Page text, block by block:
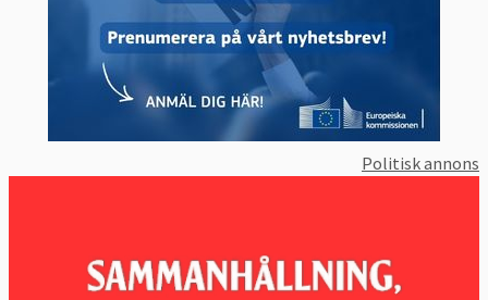
Politisk annons